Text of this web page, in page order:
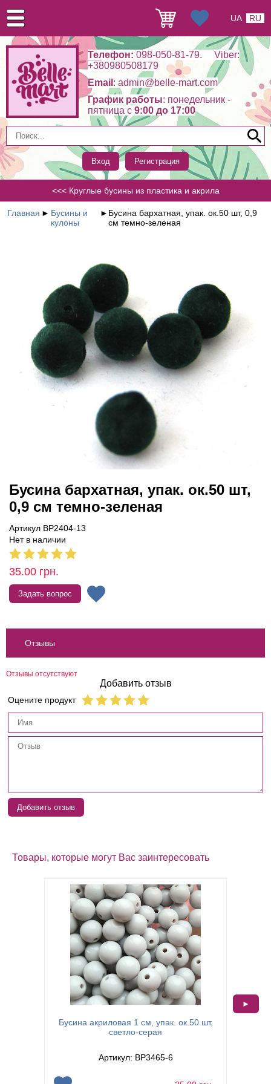
Телефон: 098-050-81-79. Viber:
+380980508179
Email : admin@belle-mart.com
График работы: понедельник -
пятница c 9:00 до 17:00
Вход Регистрация
UA RU
<<< Круглые бусины из пластика и акрила
Главная ► Бусины и
кулоны
► Бусина бархатная, упак. ок.50 шт, 0,9
см темно-зеленая
Бусина бархатная, упак. ок.50 шт,
0,9 см темно-зеленая
Артикул BP2404-13
Нет в наличии
35.00 грн.
Задать вопрос
Отзывы
Отзывы отсутствуют
Добавить отзыв
Оцените продукт
Добавить отзыв
Товары, которые могут Вас заинтересовать
Бусина акриловая 1 см, упак. ок.50 шт,
светло-серая
Артикул: BP3465-6
►